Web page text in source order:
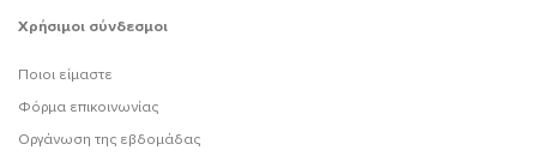
Χρήσιμοι σύνδεσμοι
Ποιοι είμαστε
Φόρμα επικοινωνίας
Οργάνωση της εβδομάδας